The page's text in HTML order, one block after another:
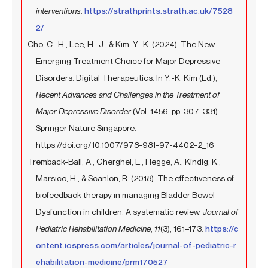
interventions https://strathprints.strath.ac.uk/7528
2/
Cho, C.-H., Lee, H.-J., & Kim, Y.-K. (2024). The New
Emerging Treatment Choice for Major Depressive
Disorders: Digital Therapeutics. In Y.-K. Kim (Ed.),
Recent Advances and Challenges in the Treatment of
Major Depressive Disorder(Vol. 1456, pp. 307–331).
Springer Nature Singapore.
https://doi.org/10.1007/978-981-97-4402-2_16
Tremback-Ball, A., Gherghel, E., Hegge, A., Kindig, K.,
Marsico, H., & Scanlon, R. (2018). The effectiveness of
biofeedback therapy in managing Bladder Bowel
Dysfunction in children: A systematic review. Journal of
Pediatric Rehabilitation Medicine, 11(3), 161–173. https://c
ontent.iospress.com/articles/journal-of-pediatric-r
ehabilitation-medicine/prm170527